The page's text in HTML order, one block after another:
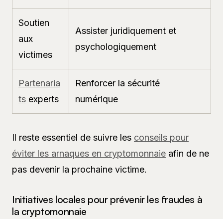
Soutien
aux
victimes
Assister juridiquement et
psychologiquement
Partenaria
ts experts
Renforcer la sécurité
numérique
Il reste essentiel de suivre les conseils pour
éviter les arnaques en cryptomonnaie afin de ne
pas devenir la prochaine victime.
Initiatives locales pour prévenir les fraudes à
la cryptomonnaie